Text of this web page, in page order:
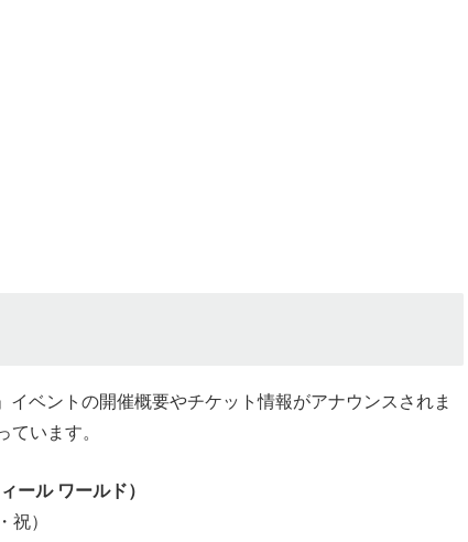
ベントの開催概要やチケット情報がアナウンスされま
ています。
ール ワールド）
祝）